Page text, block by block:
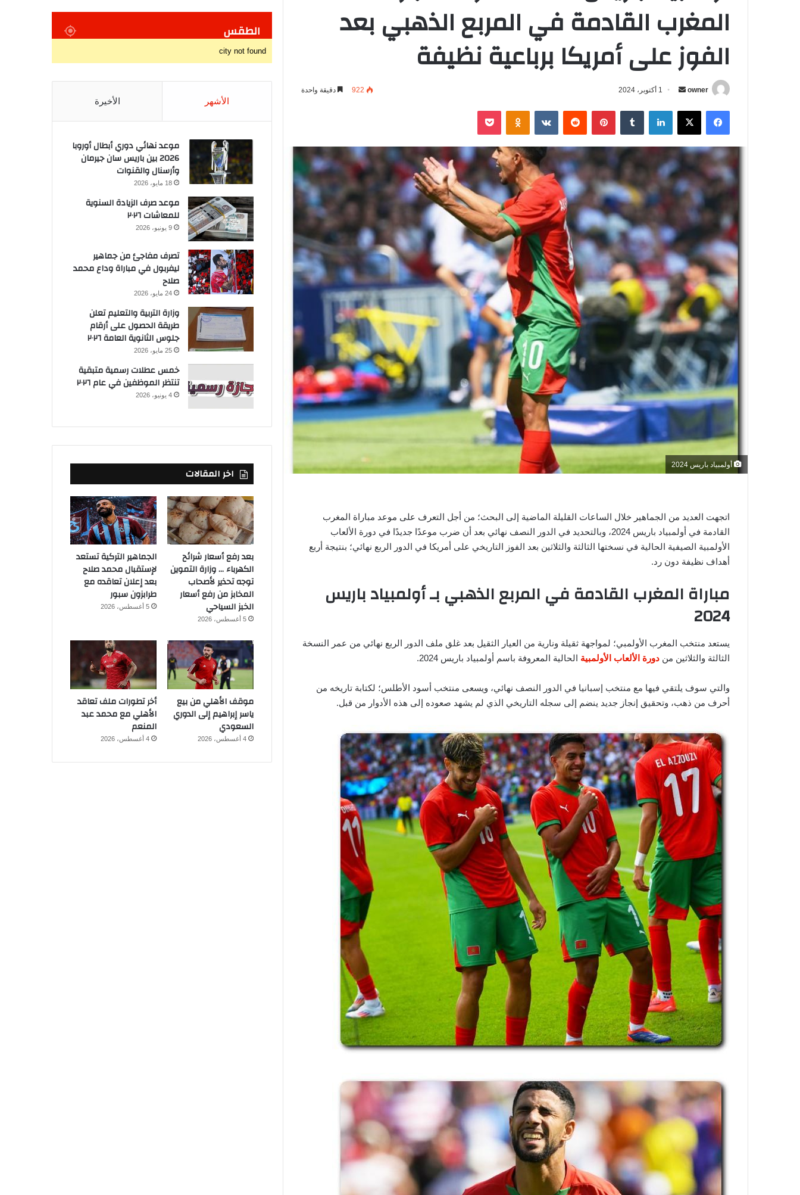
المغرب القادمة في المربع الذهبي بعد
الفوز على أمريكا برباعية نظيفة
owner
ل
ب
ر
د
ك
ت
ر
و
ي
ا
1 أكتوبر، 2024 922 دقيقة واحدة
فيسبوك ‫X لينكدإن بينتيريست
أولمبياد باريس 2024
اتجهت العديد من الجماهير خلال الساعات القليلة الماضية إلى البحث؛ من أجل التعرف على موعد مباراة المغرب
القادمة في أولمبياد باريس 2024، وبالتحديد في الدور النصف نهائي بعد أن ضرب موعدًا جديدًا في دورة الألعاب
الأولمبية الصيفية الحالية في نسختها الثالثة والثلاثين بعد الفوز التاريخي على أمريكا في الدور الربع نهائي؛ بنتيجة أربع
أهداف نظيفة دون رد.
مباراة المغرب القادمة في المربع الذهبي بـ أولمبياد باريس
2024
يستعد منتخب المغرب الأولمبي؛ لمواجهة ثقيلة ونارية من العيار الثقيل بعد غلق ملف الدور الربع نهائي من عمر النسخة
الثالثة والثلاثين من دورة الألعاب الأولمبية الحالية المعروفة باسم أولمبياد باريس 2024.
والتي سوف يلتقي فيها مع منتخب إسبانيا في الدور النصف نهائي، ويسعى منتخب أسود الأطلس؛ لكتابة تاريخه من
أحرف من ذهب، وتحقيق إنجاز جديد ينضم إلى سجله التاريخي الذي لم يشهد صعوده إلى هذه الأدوار من قبل.
الطقس
city not found
الأشهر الأخيرة
موعد نهائي دوري أبطال أوروبا
2026 بين باريس سان جيرمان
وأرسنال والقنوات
18 مايو، 2026
موعد صرف الزيادة السنوية
للمعاشات ٢٠٢٦
9 يونيو، 2026
تصرف مفاجئ من جماهير
ليفربول في مباراة وداع محمد
صلاح
24 مايو، 2026
وزارة التربية والتعليم تعلن
طريقة الحصول على أرقام
جلوس الثانوية العامة ٢٠٢٦
25 مايو، 2026
خمس عطلات رسمية متبقية
تنتظر الموظفين في عام ٢٠٢٦
4 يونيو، 2026
اخر المقالات
بعد رفع أسعار شرائح
الكهرباء … وزارة التموين
توجه تحذير لأصحاب
المخابز من رفع أسعار
الخبز السياحي
5 أغسطس، 2026
الجماهير التركية تستعد
لإستقبال محمد صلاح
بعد إعلان تعاقده مع
طرابزون سبور
5 أغسطس، 2026
موقف الأهلي من بيع
ياسر إبراهيم إلى الدوري
السعودي
4 أغسطس، 2026
أخر تطورات ملف تعاقد
الأهلي مع محمد عبد
المنعم
4 أغسطس، 2026